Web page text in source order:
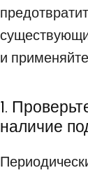
и
1.
наличие